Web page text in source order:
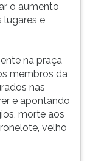
o aumento
lugares e
na praça
membros da
nas
e apontando
morte aos
velho